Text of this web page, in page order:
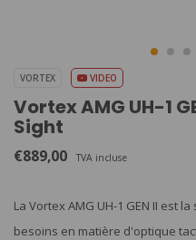
VORTEX VIDEO
Vortex AMG UH-1
Sight
€889,00 TVA incluse
La Vortex AMG UH-1 GEN II est
besoins en matière d'optique